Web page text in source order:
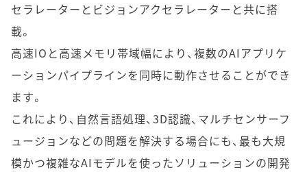
セラレーターとビジョンアクセラレーターと共に搭
載。
高速IOと高速メモリ帯域幅により、複数のAIアプリケ
ーションパイプラインを同時に動作させることができ
ます。
これにより、自然言語処理、3D認識、マルチセンサーフ
ュージョンなどの問題を解決する場合にも、最も大規
模かつ複雑なAIモデルを使ったソリューションの開発